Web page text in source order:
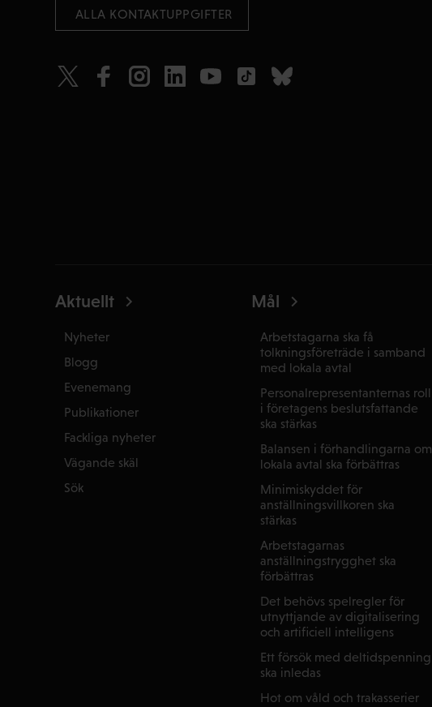
ALLA KONTAKTUPPGIFTER
Aktuellt
Nyheter
Blogg
Evenemang
Publikationer
Fackliga nyheter
Vägande skäl
Sök
Mål
Arbetstagarna ska få
tolkningsföreträde i samband
med lokala avtal
Personalrepresentanternas roll
i företagens beslutsfattande
ska stärkas
Balansen i förhandlingarna om
lokala avtal ska förbättras
Minimiskyddet för
anställningsvillkoren ska
stärkas
Arbetstagarnas
anställningstrygghet ska
förbättras
Det behövs spelregler för
utnyttjande av digitalisering
och artificiell intelligens
Ett försök med deltidspenning
ska inledas
Hot om våld och trakasserier